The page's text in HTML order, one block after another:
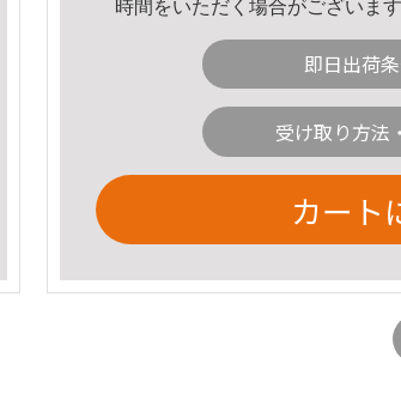
時間をいただく場合がございます
即日出荷
受け取り方法
カート